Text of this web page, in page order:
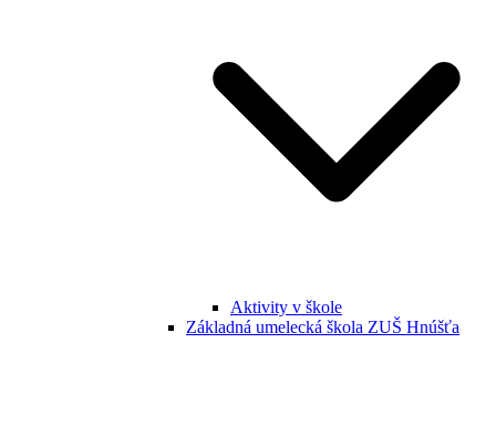
Aktivity v škole
Základná umelecká škola ZUŠ Hnúšťa